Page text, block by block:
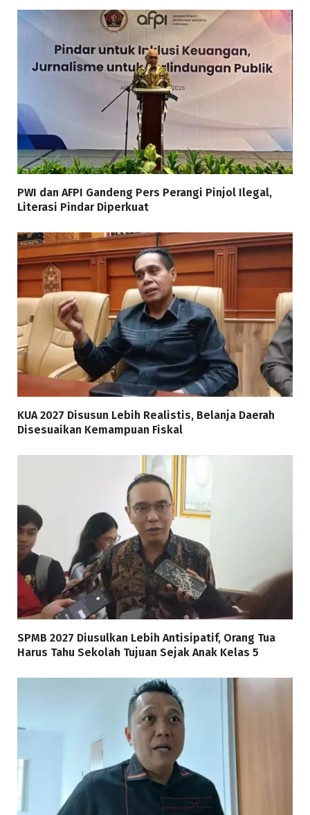
PWI dan AFPI Gandeng Pers Perangi Pinjol Ilegal,
Literasi Pindar Diperkuat
KUA 2027 Disusun Lebih Realistis, Belanja Daerah
Disesuaikan Kemampuan Fiskal
SPMB 2027 Diusulkan Lebih Antisipatif, Orang Tua
Harus Tahu Sekolah Tujuan Sejak Anak Kelas 5